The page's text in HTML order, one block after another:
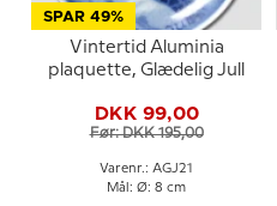
SPAR 49%
Vintertid Aluminia
plaquette, Glædelig Jull
DKK 99,00
Før: DKK 195,00
Varenr.: AGJ21
Mål: Ø: 8 cm